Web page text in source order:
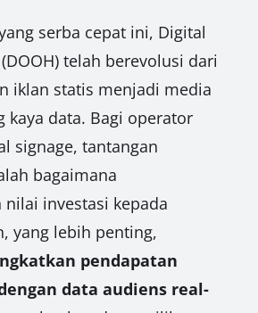
serba cepat ini, Digital
telah berevolusi dari
iklan statis menjadi media
kaya data. Bagi operator
signage, tantangan
bagaimana
investasi kepada
yang lebih penting,
pendapatan
data audiens real-